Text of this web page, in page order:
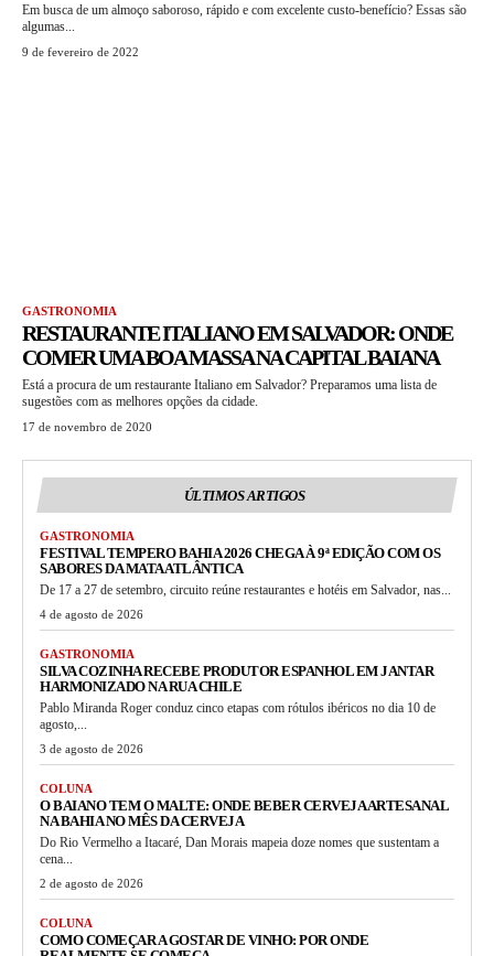
Em busca de um almoço saboroso, rápido e com excelente custo-benefício? Essas são
algumas...
9 de fevereiro de 2022
GASTRONOMIA
RESTAURANTE ITALIANO EM SALVADOR: ONDE
COMER UMA BOA MASSA NA CAPITAL BAIANA
Está a procura de um restaurante Italiano em Salvador? Preparamos uma lista de
sugestões com as melhores opções da cidade.
17 de novembro de 2020
ÚLTIMOS ARTIGOS
GASTRONOMIA
FESTIVAL TEMPERO BAHIA 2026 CHEGA À 9ª EDIÇÃO COM OS
SABORES DA MATA ATLÂNTICA
De 17 a 27 de setembro, circuito reúne restaurantes e hotéis em Salvador, nas...
4 de agosto de 2026
GASTRONOMIA
SILVA COZINHA RECEBE PRODUTOR ESPANHOL EM JANTAR
HARMONIZADO NA RUA CHILE
Pablo Miranda Roger conduz cinco etapas com rótulos ibéricos no dia 10 de
agosto,...
3 de agosto de 2026
COLUNA
O BAIANO TEM O MALTE: ONDE BEBER CERVEJA ARTESANAL
NA BAHIA NO MÊS DA CERVEJA
Do Rio Vermelho a Itacaré, Dan Morais mapeia doze nomes que sustentam a
cena...
2 de agosto de 2026
COLUNA
COMO COMEÇAR A GOSTAR DE VINHO: POR ONDE